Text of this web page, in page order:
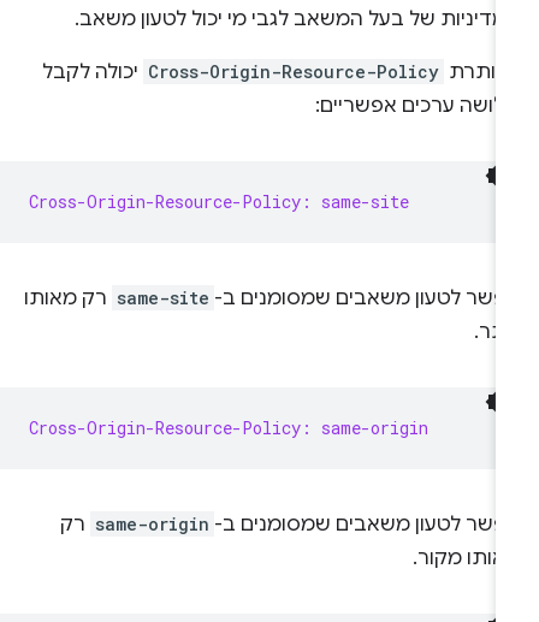
של בעל המשאב לגבי מי יכול לטעון משאב.
Cross-Origin-Resource-Policy יכולה לקבל
ערכים אפשריים:
Cross-Origin-Resource-Policy: same-site
לטעון משאבים שמסומנים ב- same-site רק מאותו
Cross-Origin-Resource-Policy: same-origin
לטעון משאבים שמסומנים ב- same-origin רק
מקור.